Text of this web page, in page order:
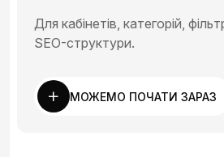
Для кабінетів, категорій,
SEO-структури.
МОЖЕМО ПОЧАТИ ЗАРАЗ